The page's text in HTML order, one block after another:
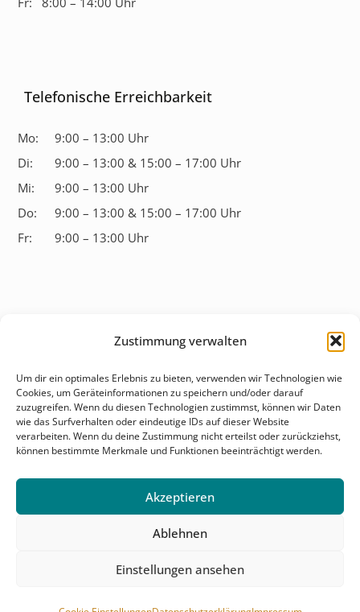
Zustimmung verwalten
Um dir ein optimales Erlebnis zu bieten, verwenden wir Technologien wie
Cookies, um Geräteinformationen zu speichern und/oder darauf
zuzugreifen. Wenn du diesen Technologien zustimmst, können wir Daten
wie das Surfverhalten oder eindeutige IDs auf dieser Website
verarbeiten. Wenn du deine Zustimmung nicht erteilst oder zurückziehst,
können bestimmte Merkmale und Funktionen beeinträchtigt werden.
Akzeptieren
Ablehnen
Einstellungen ansehen
Telefonische Erreichbarkeit
Mo:
9:00 – 13:00 Uhr
Di:
9:00 – 13:00 & 15:00 – 17:00 Uhr
Mi:
9:00 – 13:00 Uhr
Do:
9:00 – 13:00 & 15:00 – 17:00 Uhr
Fr:
9:00 – 13:00 Uhr
Behandlungsfelder
Karriere
© 2026 Salutomed. Alle Rechte vorbehalten.